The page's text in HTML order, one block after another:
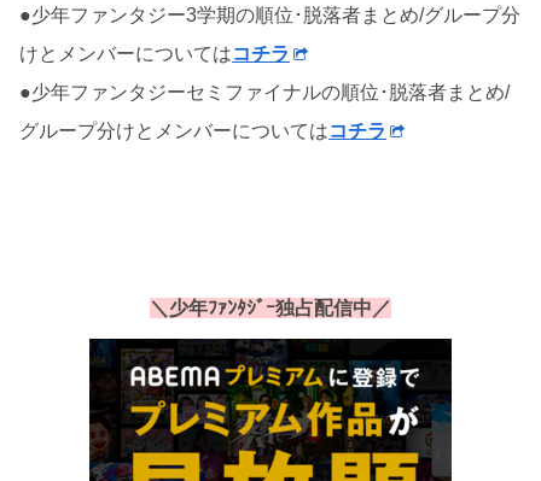
●少年ファンタジー3学期の順位･脱落者まとめ/グループ分
けとメンバーについてはコチラ
●少年ファンタジーセミファイナルの順位･脱落者まとめ/
グループ分けとメンバーについてはコチラ
＼少年ﾌｧﾝﾀｼﾞｰ独占配信中／